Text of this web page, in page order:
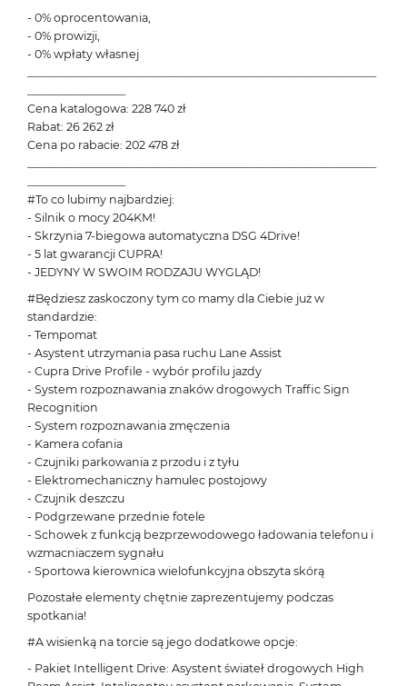
- 0% oprocentowania,
- 0% prowizji,
- 0% wpłaty własnej
Cena katalogowa: 228 740 zł
Rabat: 26 262 zł
Cena po rabacie: 202 478 zł
#To co lubimy najbardziej:
- Silnik o mocy 204KM!
- Skrzynia 7-biegowa automatyczna DSG 4Drive!
- 5 lat gwarancji CUPRA!
- JEDYNY W SWOIM RODZAJU WYGLĄD!
#Będziesz zaskoczony tym co mamy dla Ciebie już w
standardzie:
- Tempomat
- Asystent utrzymania pasa ruchu Lane Assist
- Cupra Drive Profile - wybór profilu jazdy
- System rozpoznawania znaków drogowych Traffic Sign
Recognition
- System rozpoznawania zmęczenia
- Kamera cofania
- Czujniki parkowania z przodu i z tyłu
- Elektromechaniczny hamulec postojowy
- Czujnik deszczu
- Podgrzewane przednie fotele
- Schowek z funkcją bezprzewodowego ładowania telefonu i
wzmacniaczem sygnału
- Sportowa kierownica wielofunkcyjna obszyta skórą
Pozostałe elementy chętnie zaprezentujemy podczas
spotkania!
#A wisienką na torcie są jego dodatkowe opcje:
- Pakiet Intelligent Drive: Asystent świateł drogowych High